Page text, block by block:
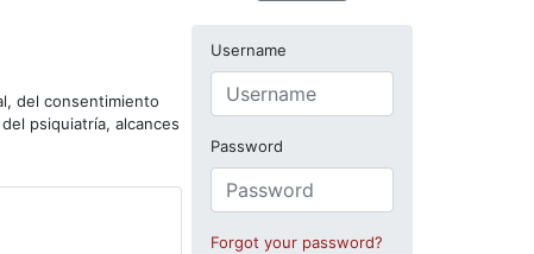
del consentimiento
psiquiatría, alcances
Username
Password
Forgot your password?